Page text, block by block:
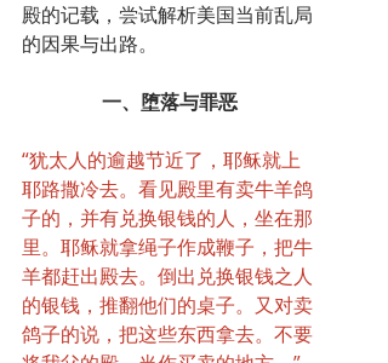
殿的记载，尝试解析美国当前乱局
的因果与出路。
一、堕落与罪恶
“犹太人的逾越节近了，耶稣就上
耶路撒冷去。看见殿里有卖牛羊鸽
子的，并有兑换银钱的人，坐在那
里。耶稣就拿绳子作成鞭子，把牛
羊都赶出殿去。倒出兑换银钱之人
的银钱，推翻他们的桌子。又对卖
鸽子的说，把这些东西拿去。不要